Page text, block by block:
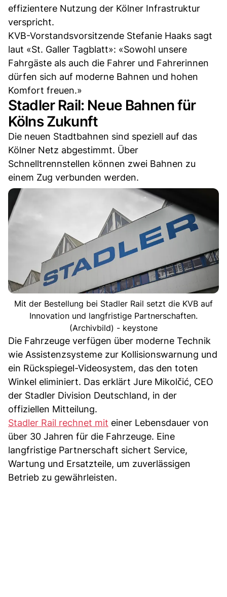
effizientere Nutzung der Kölner Infrastruktur
verspricht.
KVB-Vorstandsvorsitzende Stefanie Haaks sagt
laut «St. Galler Tagblatt»: «Sowohl unsere
Fahrgäste als auch die Fahrer und Fahrerinnen
dürfen sich auf moderne Bahnen und hohen
Komfort freuen.»
Stadler Rail: Neue Bahnen für
Kölns Zukunft
Die neuen Stadtbahnen sind speziell auf das
Kölner Netz abgestimmt. Über
Schnelltrennstellen können zwei Bahnen zu
einem Zug verbunden werden.
Mit der Bestellung bei Stadler Rail setzt die KVB auf
Innovation und langfristige Partnerschaften.
(Archivbild) - keystone
Die Fahrzeuge verfügen über moderne Technik
wie Assistenzsysteme zur Kollisionswarnung und
ein Rückspiegel-Videosystem, das den toten
Winkel eliminiert. Das erklärt Jure Mikolčić, CEO
der Stadler Division Deutschland, in der
offiziellen Mitteilung.
Stadler Rail rechnet mit einer Lebensdauer von
über 30 Jahren für die Fahrzeuge. Eine
langfristige Partnerschaft sichert Service,
Wartung und Ersatzteile, um zuverlässigen
Betrieb zu gewährleisten.